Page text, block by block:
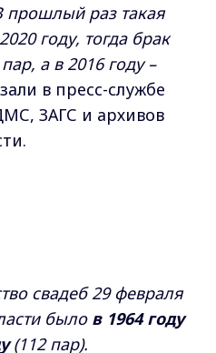
прошлый раз такая
году, тогда брак
а в 2016 году –
в пресс-службе
ЗАГС и архивов
свадеб 29 февраля
было в 1964 году
(112 пар).